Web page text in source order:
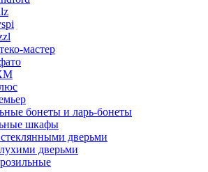
мастер
бонеты и ларь-бонеты
шкафы
дверьми
дверьми